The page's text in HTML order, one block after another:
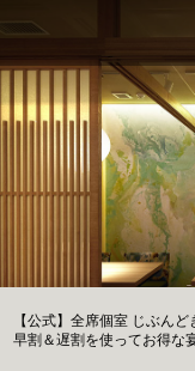
【公式】全席個室 じぶん
早割＆遅割を使ってお得な